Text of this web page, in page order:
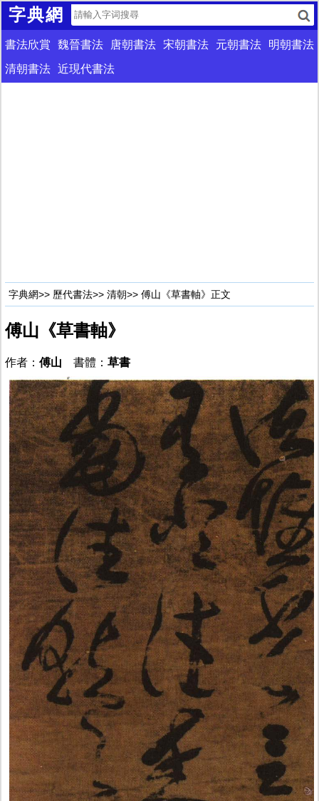
字典網
書法欣賞 魏晉書法 唐朝書法 宋朝書法 元朝書法
明朝書法
清朝書法 近現代書法
字典網>> 歷代書法>> 清朝>> 傅山《草書軸》正文
傅山《草書軸》
作者： 傅山 書體： 草書